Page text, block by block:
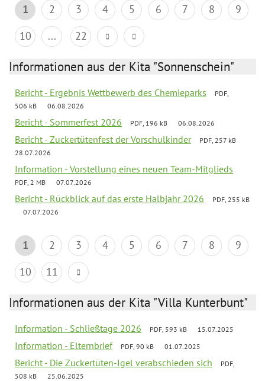
1 2 3 4 5 6 7 8
9
10
... 22
Informationen aus der Kita "Sonnenschein"
Bericht - Ergebnis Wettbewerb des Chemieparks
PDF,
506 kB
06.08.2026
Bericht - Sommerfest 2026 PDF, 196 kB 06.08.2026
Bericht - Zuckertütenfest der Vorschulkinder
PDF, 257 kB
28.07.2026
Information - Vorstellung eines neuen Team-Mitglieds
PDF, 2 MB 07.07.2026
Bericht - Rückblick auf das erste Halbjahr 2026
PDF, 255 kB
07.07.2026
1 2 3 4 5 6 7 8
9
10
11
Informationen aus der Kita "Villa Kunterbunt"
Information - Schließtage 2026 PDF, 593 kB 15.07.2025
Information - Elternbrief PDF, 90 kB 01.07.2025
Bericht - Die Zuckertüten-Igel verabschieden sich
PDF,
508 kB
25.06.2025